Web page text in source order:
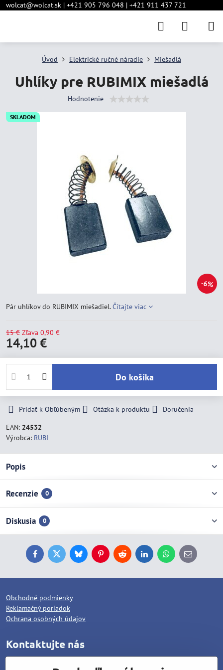
wolcat@wolcat.sk | +421 905 796 048 | +421 911 437 721
SKLADOM
6%
Úvod Elektrické ručné náradie Miešadlá
Uhlíky pre RUBIMIX miešadlá
Hodnotenie
Pár uhlíkov do RUBIMIX miešadiel.Čítajte viac
15 € Zľava 0,90 €
14,10 €
Do košíka
Pridať k Obľúbeným Otázka k produktu
Doručenia
EAN: 24532
Výrobca: RUBI
Popis
Recenzie 0
Diskusia 0
FacebookTwitterBlueskyPinterestReddit LinkedInWhatsApp
E-
mail
Obchodné podmienky
Reklamačný poriadok
Ochrana osobných údajov
Kontaktujte nás